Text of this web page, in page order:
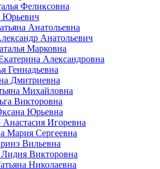
Феликсовна
Юрьевич
Анатольевна
Анатольевич
Марковна
Александровна
Геннадьевна
Дмитриевна
Михайловна
Викторовна
Юрьевна
Игоревна
Мария Сергеевна
Вильевна
Викторовна
Николаевна